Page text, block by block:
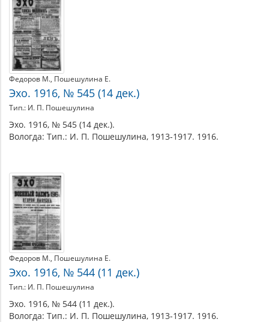
Федоров М. Пошешулина Е.
Эхо. 1916, № 545 (14 дек.)
Тип.: И. П. Пошешулина
Эхо. 1916, № 545 (14 дек.).
Вологда: Тип.: И. П. Пошешулина, 1913-1917. 1916.
Федоров М. Пошешулина Е.
Эхо. 1916, № 544 (11 дек.)
Тип.: И. П. Пошешулина
Эхо. 1916, № 544 (11 дек.).
Вологда: Тип.: И. П. Пошешулина, 1913-1917. 1916.